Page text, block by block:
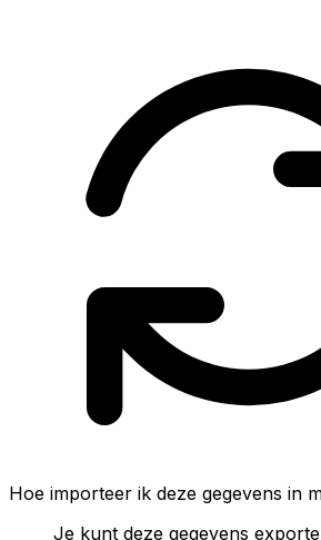
Hoe importeer ik deze gegevens in
Je kunt deze gegevens